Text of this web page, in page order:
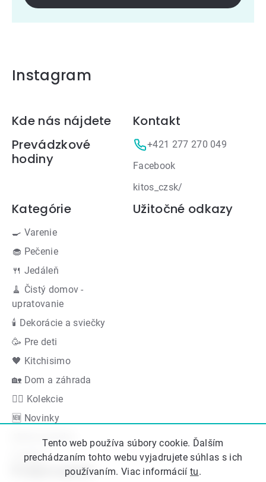
Tento web používa súbory cookie. Ďalším
prechádzaním tohto webu vyjadrujete súhlas s ich
používaním. Viac informácií tu.
Instagram
Zápätie
Kde nás nájdete
Prevádzkové
hodiny
Kontakt
+421 277 270 049
Facebook
kitos_czsk/
Kategórie
🍳 Varenie
🧁 Pečenie
🍴 Jedáleň
🧹 Čistý domov -
upratovanie
🕯 Dekorácie a sviečky
🥳 Pre deti
🖤 Kitchisimo
🏡 Dom a záhrada
👍🏻 Kolekcie
🆕 Novinky
Akčná ponuka
Značky
Užitočné odkazy
Podporujeme